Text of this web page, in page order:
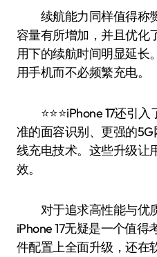
续航能力同样值得称赞
容量有所增加，并且优化
用下的续航时间明显延长
用手机而不必频繁充电。
⭐️⭐️⭐️iPhone 17还引入
准的面容识别、更强的
线充电技术。这些升级让
效。
对于追求高性能与优质
iPhone 17无疑是一个值
件配置上全面升级，还在